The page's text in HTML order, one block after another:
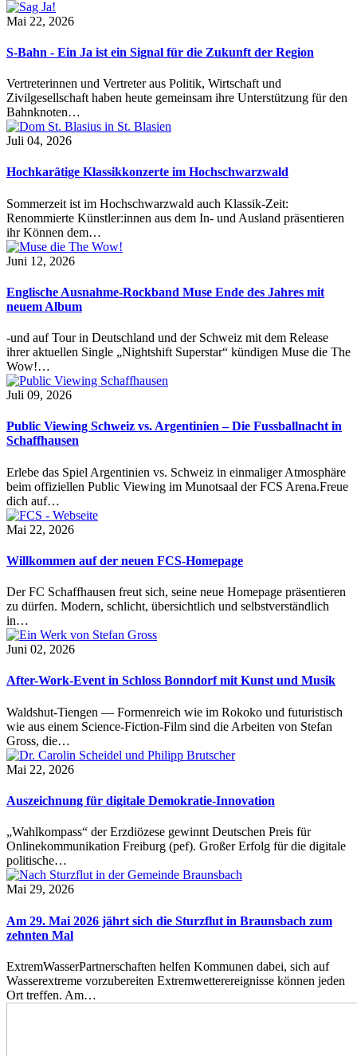
Mai 22, 2026
S-Bahn - Ein Ja ist ein Signal für die Zukunft der Region
Vertreterinnen und Vertreter aus Politik, Wirtschaft und
Zivilgesellschaft haben heute gemeinsam ihre Unterstützung für den
Bahnknoten…
Juli 04, 2026
Hochkarätige Klassikkonzerte im Hochschwarzwald
Sommerzeit ist im Hochschwarzwald auch Klassik-Zeit:
Renommierte Künstler:innen aus dem In- und Ausland präsentieren
ihr Können dem…
Juni 12, 2026
Englische Ausnahme-Rockband Muse Ende des Jahres mit
neuem Album
-und auf Tour in Deutschland und der Schweiz mit dem Release
ihrer aktuellen Single „Nightshift Superstar“ kündigen Muse die The
Wow!…
Juli 09, 2026
Public Viewing Schweiz vs. Argentinien – Die Fussballnacht in
Schaffhausen
Erlebe das Spiel Argentinien vs. Schweiz in einmaliger Atmosphäre
beim offiziellen Public Viewing im Munotsaal der FCS Arena.Freue
dich auf…
Mai 22, 2026
Willkommen auf der neuen FCS-Homepage
Der FC Schaffhausen freut sich, seine neue Homepage präsentieren
zu dürfen. Modern, schlicht, übersichtlich und selbstverständlich
in…
Juni 02, 2026
After-Work-Event in Schloss Bonndorf mit Kunst und Musik
Waldshut-Tiengen — Formenreich wie im Rokoko und futuristisch
wie aus einem Science-Fiction-Film sind die Arbeiten von Stefan
Gross, die…
Mai 22, 2026
Auszeichnung für digitale Demokratie-Innovation
„Wahlkompass“ der Erzdiözese gewinnt Deutschen Preis für
Onlinekommunikation Freiburg (pef). Großer Erfolg für die digitale
politische…
Mai 29, 2026
Am 29. Mai 2026 jährt sich die Sturzflut in Braunsbach zum
zehnten Mal
ExtremWasserPartnerschaften helfen Kommunen dabei, sich auf
Wasserextreme vorzubereiten Extremwetterereignisse können jeden
Ort treffen. Am…